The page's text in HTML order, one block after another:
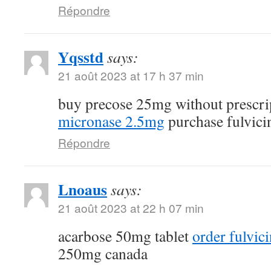
Répondre
Yqsstdsays:
21 août 2023 at 17 h 37 min
buy precose 25mg without
micronase 2.5mg purchase
Répondre
Lnoaussays:
21 août 2023 at 22 h 07 min
acarbose 50mg tabletorder
250mg canada